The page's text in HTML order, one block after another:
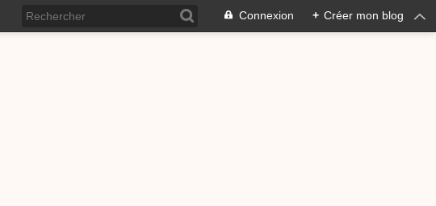
Connexion + Créer mon blog